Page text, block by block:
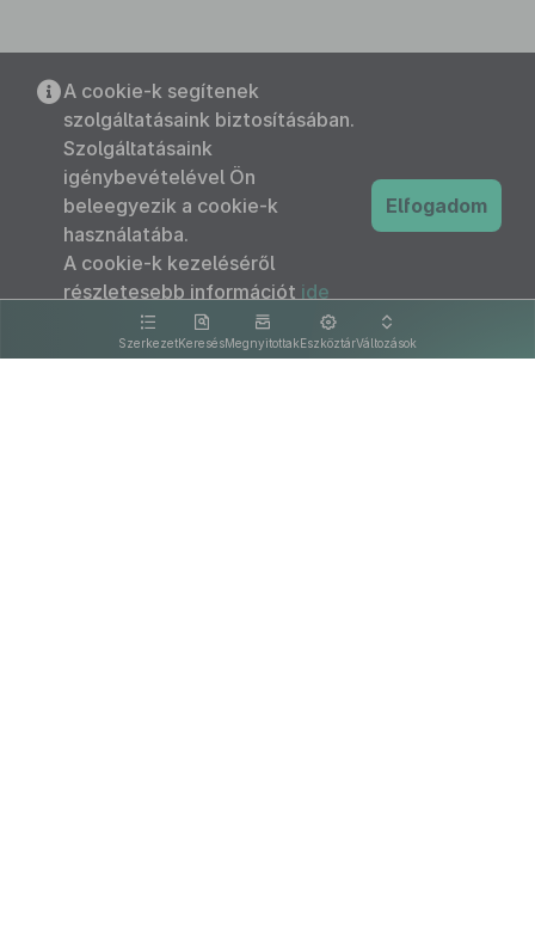
SzerkezetKeresésMegnyitottakEszköztárVáltozások
A cookie-k segítenek
szolgáltatásaink biztosításában.
Szolgáltatásaink
igénybevételével Ön
beleegyezik a cookie-k
használatába.
A cookie-k kezeléséről
részletesebb információt ide
kattintva olvashat.
Elfogadom